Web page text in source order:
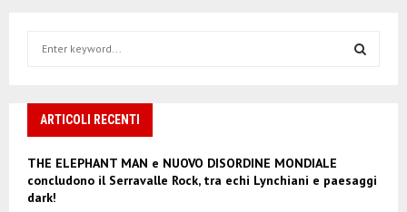
h
r
ARTICOLI RECENTI
THE ELEPHANT MAN e NUOVO DISORDINE MONDIALE
concludono il Serravalle Rock, tra echi Lynchiani e paesaggi
dark!